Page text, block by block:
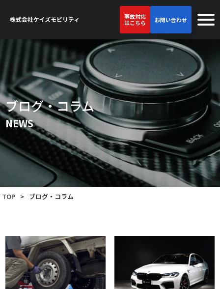
事故対応
はこちら
お問い合わせ
ブログ・コラム
NEWS
TOP > ブログ・コラム